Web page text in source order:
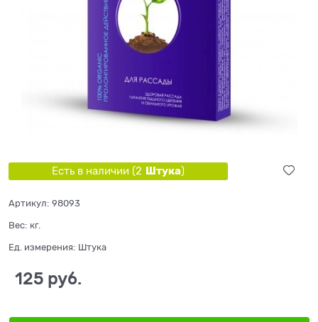
Есть в наличии (2 Штука)
Артикул: 98093
Вес: кг.
Ед. измерения: Штука
125 руб.